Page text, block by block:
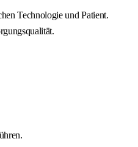
Technologie und Patient.